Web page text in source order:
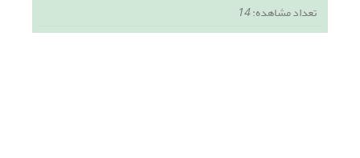
تعداد مشاهده:14